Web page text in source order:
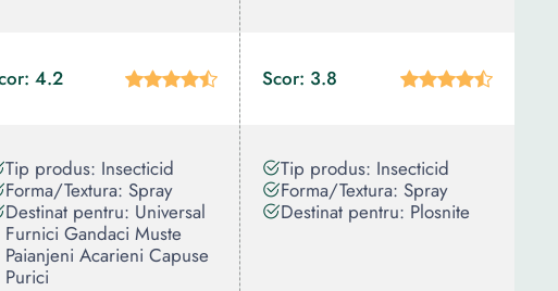
4.2
Tip produs: Insecticid
Forma/Textura: Spray
Destinat pentru: Universal
Furnici Gandaci Muste
Paianjeni Acarieni Capuse
Purici
Scor: 3.8
Tip produs: Insecticid
Forma/Textura: Spray
Destinat pentru: Plosnite